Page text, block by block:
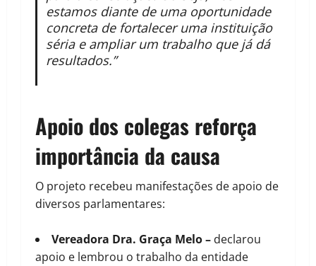
estamos diante de uma oportunidade
concreta de fortalecer uma instituição
séria e ampliar um trabalho que já dá
resultados.”
Apoio dos colegas reforça
importância da causa
O projeto recebeu manifestações de apoio de
diversos parlamentares:
Vereadora Dra. Graça Melo– declarou
apoio e lembrou o trabalho da entidade